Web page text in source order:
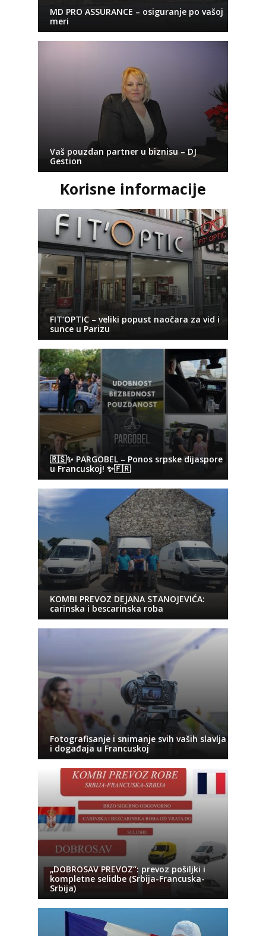
MD PRO ASSURANCE – osiguranje po vašoj
meri
Vaš pouzdan partner u biznisu – DJ
Gestion
Korisne informacije
FIT’OPTIC – veliki popust naočara za vid i
sunce u Parizu
🇷🇸✨ PARGOBEL – Ponos srpske dijaspore
u Francuskoj! ✨🇫🇷
KOMBI PREVOZ DEJANA STANOJEVIĆA:
carinska i bescarinska roba
Fotografisanje i snimanje svih vaših slavlja
i događaja u Francuskoj
„DOBROSAV PREVOZ“: prevoz pošiljki i
kompletne selidbe (Srbija-Francuska-
Srbija)